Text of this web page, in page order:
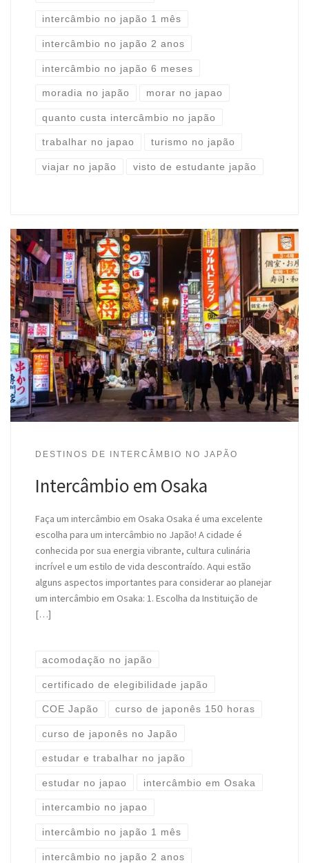
intercâmbio no japão 1 mês
intercâmbio no japão 2 anos
intercâmbio no japão 6 meses
moradia no japão morar no japao
quanto custa intercâmbio no japão
trabalhar no japao turismo no japão
viajar no japão visto de estudante japão
DESTINOS DE INTERCÂMBIO NO JAPÃO
Intercâmbio em Osaka
Faça um intercâmbio em Osaka Osaka é uma excelente
escolha para um intercâmbio no Japão! A cidade é
conhecida por sua energia vibrante, cultura culinária
incrível e um estilo de vida descontraído. Aqui estão
alguns aspectos importantes para considerar ao planejar
um intercâmbio em Osaka: 1. Escolha da Instituição de
[…]
acomodação no japão
certificado de elegibilidade japão
COE Japão curso de japonês 150 horas
curso de japonês no Japão
estudar e trabalhar no japão
estudar no japao intercâmbio em Osaka
intercambio no japao
intercâmbio no japão 1 mês
intercâmbio no japão 2 anos